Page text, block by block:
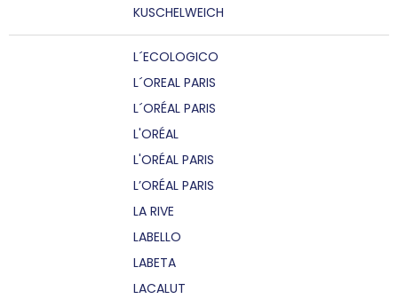
KUSCHELWEICH
L´ECOLOGICO
L´OREAL PARIS
L´ORÉAL PARIS
L'ORÉAL
L'ORÉAL PARIS
L’ORÉAL PARIS
LA RIVE
LABELLO
LABETA
LACALUT